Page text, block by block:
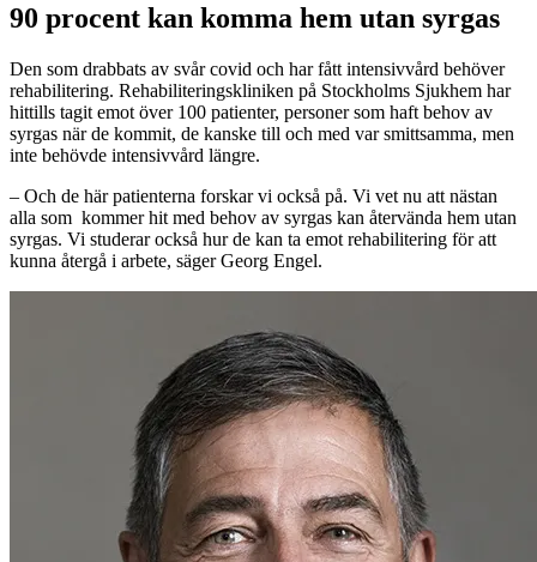
90 procent kan komma hem utan syrgas
Den som drabbats av svår covid och har fått intensivvård behöver
rehabilitering. Rehabiliteringskliniken på Stockholms Sjukhem har
hittills tagit emot över 100 patienter, personer som haft behov av
syrgas när de kommit, de kanske till och med var smittsamma, men
inte behövde intensivvård längre.
– Och de här patienterna forskar vi också på. Vi vet nu att nästan
alla som kommer hit med behov av syrgas kan återvända hem utan
syrgas. Vi studerar också hur de kan ta emot rehabilitering för att
kunna återgå i arbete, säger Georg Engel.